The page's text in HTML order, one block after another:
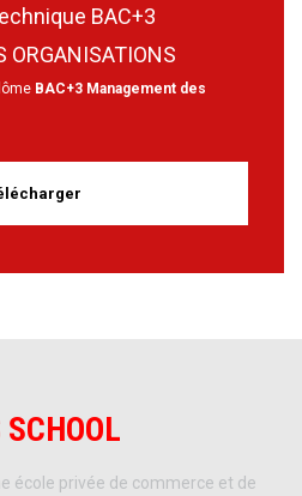
BAC+3
ORGANISATIONS
BAC+3 Management des
école privée de commerce et de